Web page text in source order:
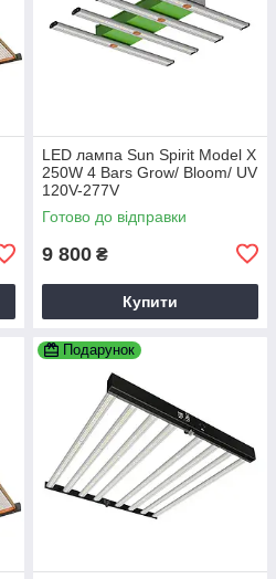
LED лампа Sun Spirit Model X
250W 4 Bars Grow/ Bloom/ UV
120V-277V
Готово до відправки
9 800 ₴
Купити
Подарунок